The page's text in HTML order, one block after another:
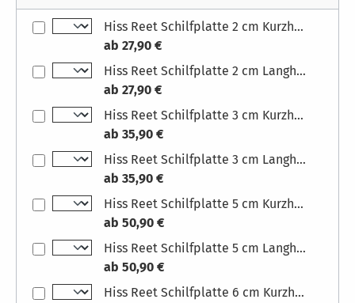
Hiss Reet Schilfplatte 2 cm Kurzhalm
ab 27,90 €
Hiss Reet Schilfplatte 2 cm Langhalm
ab 27,90 €
Hiss Reet Schilfplatte 3 cm Kurzhalm
ab 35,90 €
Hiss Reet Schilfplatte 3 cm Langhalm
ab 35,90 €
Hiss Reet Schilfplatte 5 cm Kurzhalm
ab 50,90 €
Hiss Reet Schilfplatte 5 cm Langhalm
ab 50,90 €
Hiss Reet Schilfplatte 6 cm Kurzhalm Maße Platten: 100 x 200 cm (LxH)